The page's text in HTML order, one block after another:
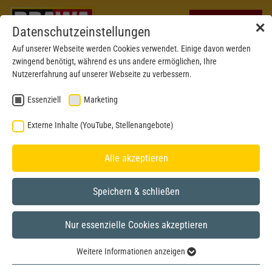
✕
Datenschutzeinstellungen
Auf unserer Webseite werden Cookies verwendet. Einige davon werden
zwingend benötigt, während es uns andere ermöglichen, Ihre
Nutzererfahrung auf unserer Webseite zu verbessern.
Essenziell Marketing
Externe Inhalte (YouTube, Stellenangebote)
Alle akzeptieren
Speichern & schließen
Nur essenzielle Cookies akzeptieren
Weitere Informationen anzeigen